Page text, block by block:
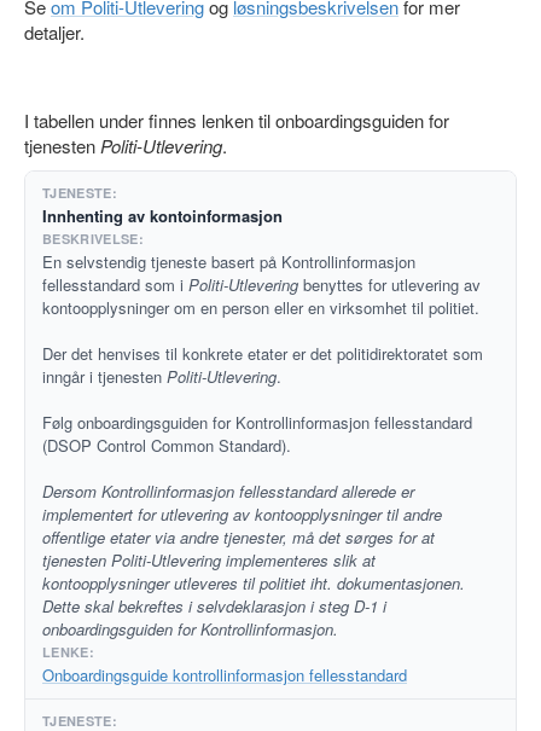
Seom Politi-Utleveringog løsningsbeskrivelsenfor mer
detaljer.
I tabellen under finnes lenken til onboardingsguiden for
tjenesten Politi-Utlevering.
Innhenting av kontoinformasjon
En selvstendig tjeneste basert på Kontrollinformasjon
fellesstandard som i Politi-Utlevering benyttes for utlevering av
kontoopplysninger om en person eller en virksomhet til politiet.
Der det henvises til konkrete etater er det politidirektoratet som
inngår i tjenesten Politi-Utlevering.
Følg onboardingsguiden for Kontrollinformasjon fellesstandard
(DSOP Control Common Standard).
Dersom Kontrollinformasjon fellesstandard allerede er
implementert for utlevering av kontoopplysninger til andre
offentlige etater via andre tjenester, må det sørges for at
tjenesten Politi-Utlevering implementeres slik at
kontoopplysninger utleveres til politiet iht. dokumentasjonen.
Dette skal bekreftes i selvdeklarasjon i steg D-1 i
onboardingsguiden for Kontrollinformasjon.
Onboardingsguide kontrollinformasjon fellesstandard